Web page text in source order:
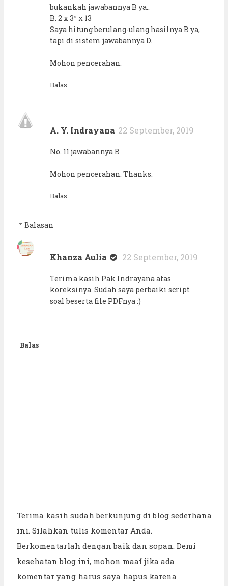
bukankah jawabannya B ya..
B. 2 x 3² x 13
Saya hitung berulang-ulang hasilnya B ya,
tapi di sistem jawabannya D.
Mohon pencerahan.
Balas
A. Y. Indrayana 22 September, 2019
No. 11 jawabannya B
Mohon pencerahan. Thanks.
Balas
Balasan
Khanza Aulia 22 September, 2019
Terima kasih Pak Indrayana atas
koreksinya. Sudah saya perbaiki script
soal beserta file PDFnya :)
Balas
Terima kasih sudah berkunjung di blog sederhana
ini. Silahkan tulis komentar Anda.
Berkomentarlah dengan baik dan sopan. Demi
kesehatan blog ini, mohon maaf jika ada
komentar yang harus saya hapus karena